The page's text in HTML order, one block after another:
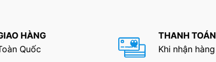
HÀNG
Quốc
THANH TOÁN
Khi nhận hàng